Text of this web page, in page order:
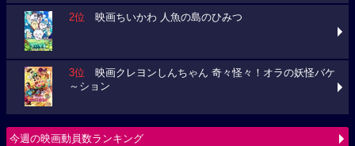
2位 映画ちいかわ 人魚の島のひみつ
3位 映画クレヨンしんちゃん 奇々怪々！オラの妖怪バケ
～ション
今週の映画動員数ランキング